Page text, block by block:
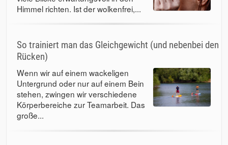
Himmel richten. Ist der wolkenfrei,...
So trainiert man das Gleichgewicht (und nebenbei den
Rücken)
Wenn wir auf einem wackeligen
Untergrund oder nur auf einem Bein
stehen, zwingen wir verschiedene
Körperbereiche zur Teamarbeit. Das
große...